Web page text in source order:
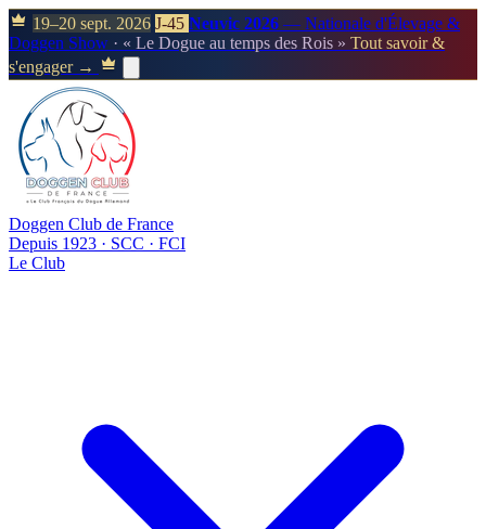
19–20 sept. 2026 J-45 Neuvic 2026 — Nationale d'Élevage &
Doggen Show · « Le Dogue au temps des Rois » Tout savoir &
s'engager →
Doggen Club de France
Depuis 1923 · SCC · FCI
Le Club